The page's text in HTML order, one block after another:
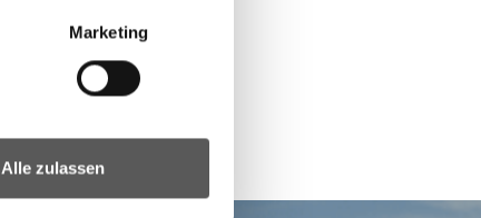
Marketing
Alle zulassen